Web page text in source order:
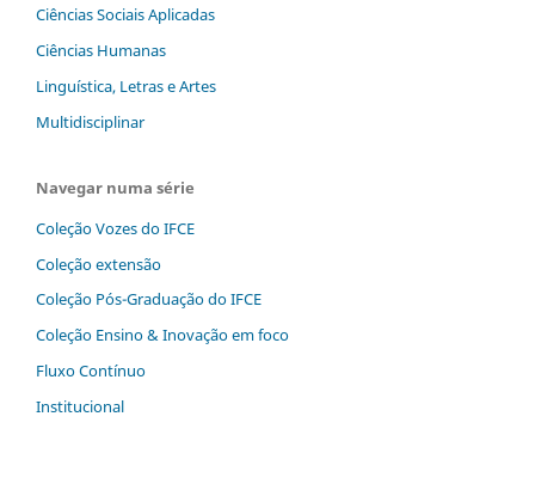
Ciências Sociais Aplicadas
Ciências Humanas
Linguística, Letras e Artes
Multidisciplinar
Navegar numa série
Coleção Vozes do IFCE
Coleção extensão
Coleção Pós-Graduação do IFCE
Coleção Ensino & Inovação em foco
Fluxo Contínuo
Institucional